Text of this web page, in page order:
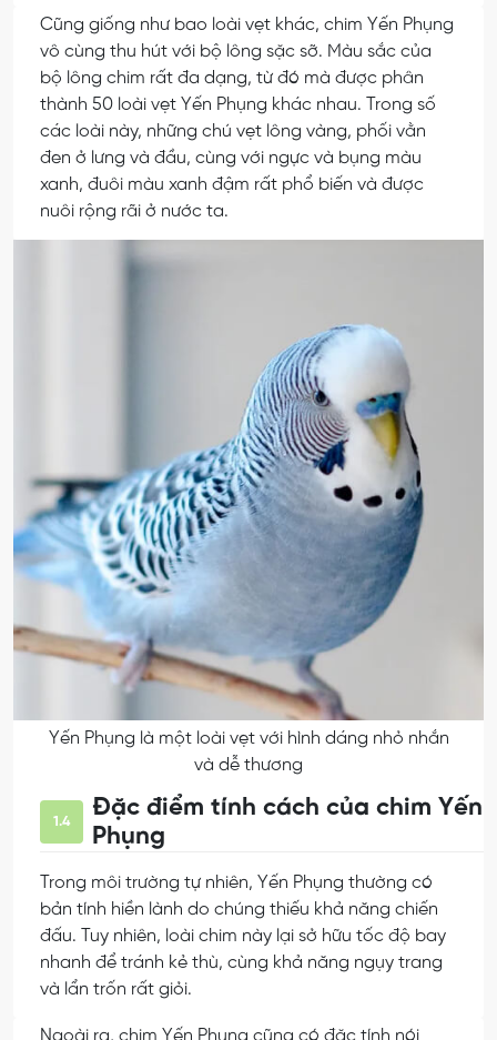
Cũng giống như bao loài vẹt khác, chim Yến Phụng
vô cùng thu hút với bộ lông sặc sỡ. Màu sắc của
bộ lông chim rất đa dạng, từ đó mà được phân
thành 50 loài vẹt Yến Phụng khác nhau. Trong số
các loài này, những chú vẹt lông vàng, phối vằn
đen ở lưng và đầu, cùng với ngực và bụng màu
xanh, đuôi màu xanh đậm rất phổ biến và được
nuôi rộng rãi ở nước ta.
Yến Phụng là một loài vẹt với hình dáng nhỏ nhắn
và dễ thương
1.4
Đặc điểm tính cách của chim Yến
Phụng
Trong môi trường tự nhiên, Yến Phụng thường có
bản tính hiền lành do chúng thiếu khả năng chiến
đấu. Tuy nhiên, loài chim này lại sở hữu tốc độ bay
nhanh để tránh kẻ thù, cùng khả năng ngụy trang
và lẩn trốn rất giỏi.
Ngoài ra, chim Yến Phụng cũng có đặc tính nói